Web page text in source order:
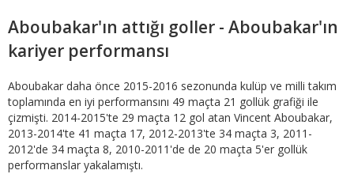
Aboubakar'ın attığı goller - Aboubakar'ın
kariyer performansı
Aboubakar daha önce 2015-2016 sezonunda kulüp ve milli takım
toplamında en iyi performansını 49 maçta 21 gollük grafiği ile
çizmişti. 2014-2015'te 29 maçta 12 gol atan Vincent Aboubakar,
2013-2014'te 41 maçta 17, 2012-2013'te 34 maçta 3, 2011-
2012'de 34 maçta 8, 2010-2011'de de 20 maçta 5'er gollük
performanslar yakalamıştı.